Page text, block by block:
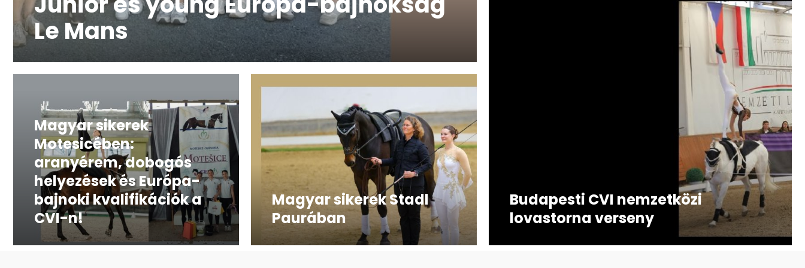
Le Mans
Magyar sikerek
Motesicében:
aranyérem, dobogós
helyezések és Európa-
bajnoki kvalifikációk a
CVI-n!
Magyar sikerek Stadl
Paurában
Budapesti CVI nemzetközi
lovastorna verseny